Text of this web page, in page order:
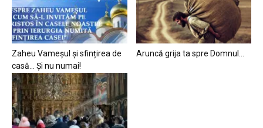
Zaheu Vameșul și sfințirea de
casă… Și nu numai!
Aruncă grija ta spre Domnul…